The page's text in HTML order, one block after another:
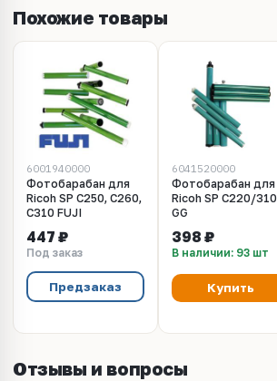
Похожие товары
6001940000
Фотобарабан для
Ricoh SP C250, C260,
C310 FUJI
447 ₽
Под заказ
Предзаказ
6041520000
Фотобарабан для
Ricoh SP C220/310
GG
398 ₽
В наличии: 93 шт
Купить
Отзывы и вопросы